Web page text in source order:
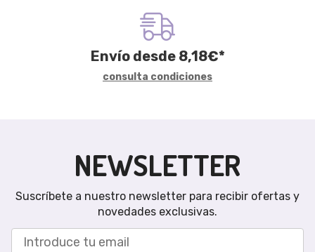
Envío desde 8,18€*
consulta condiciones
NEWSLETTER
Suscríbete a nuestro newsletter para recibir ofertas y
novedades exclusivas.